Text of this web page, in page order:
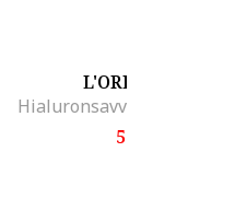
L'OREAL PARIS
5.206 Ft